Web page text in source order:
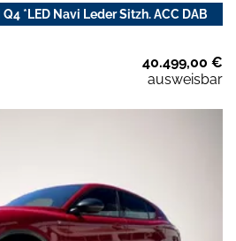
*LED Navi Leder Sitzh. ACC DAB
40.499,00 €
ausweisbar